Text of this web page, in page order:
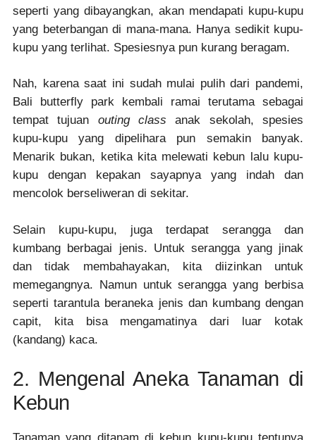
seperti yang dibayangkan, akan mendapati kupu-kupu
yang beterbangan di mana-mana. Hanya sedikit kupu-
kupu yang terlihat. Spesiesnya pun kurang beragam.
Nah, karena saat ini sudah mulai pulih dari pandemi,
Bali butterfly park kembali ramai terutama sebagai
tempat tujuan outing class anak sekolah, spesies
kupu-kupu yang dipelihara pun semakin banyak.
Menarik bukan, ketika kita melewati kebun lalu kupu-
kupu dengan kepakan sayapnya yang indah dan
mencolok berseliweran di sekitar.
Selain kupu-kupu, juga terdapat serangga dan
kumbang berbagai jenis. Untuk serangga yang jinak
dan tidak membahayakan, kita diizinkan untuk
memegangnya. Namun untuk serangga yang berbisa
seperti tarantula beraneka jenis dan kumbang dengan
capit, kita bisa mengamatinya dari luar kotak
(kandang) kaca.
2. Mengenal Aneka Tanaman di
Kebun